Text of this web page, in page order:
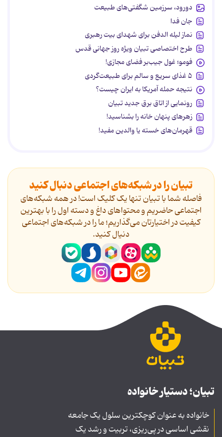
دورود، سرزمین شگفتی‌های طبیعت
جان فدا
نماز لیله الدفن برای شهدای بیت رهبری
طرح اختصاصی تبیان ویژه روز جهانی قدس
فومو؛ غول جیب‌بر فضای مجازی!
۵ غذای سریع و سالم برای طبیعت‌گردی
نتیجه حمله آمریکا به ایران چیست؟
رونمایی از اتاق برق جدید تبیان
زهرهای پنهان خانه را بشناسید!
قهرمان‌های خسته یا والدین مفید!
تبیان را در شبکه‌های اجتماعی دنبال کنید
فاصله شما با تبیان تنها یک کلیک است! در همه شبکه‌های
اجتماعی حاضریم و محتواهای داغ و دسته اول را با بهترین
کیفیت در اختیارتان می‌گذاریم؛ ما را در شبکه‌های اجتماعی
دنیال کنید.
تبیان؛ دستیار خانواده
خانواده به عنوان کوچکترین سلول یک جامعه
نقشی اساسی در پی‌ریزی، تربیت و رشد یک